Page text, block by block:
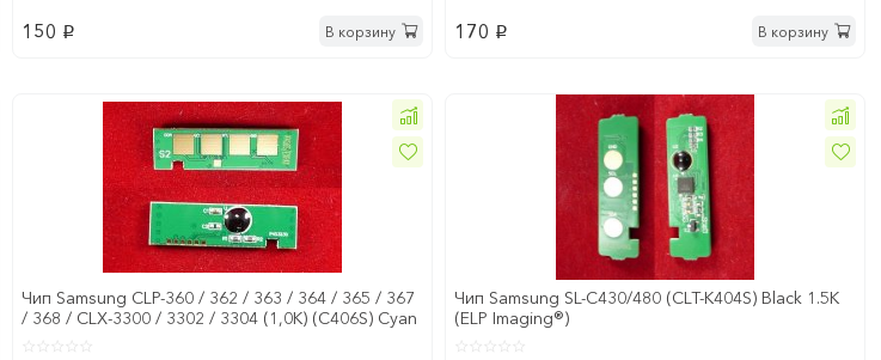
150 p В корзину 170 p В корзину
Чип Samsung CLP-360 / 362 / 363 / 364 / 365 / 367
/ 368 / CLX-3300 / 3302 / 3304 (1,0K) (C406S) Cyan
Чип Samsung SL-C430/480 (СLT-K404S) Black 1.5K
(ELP Imaging®)